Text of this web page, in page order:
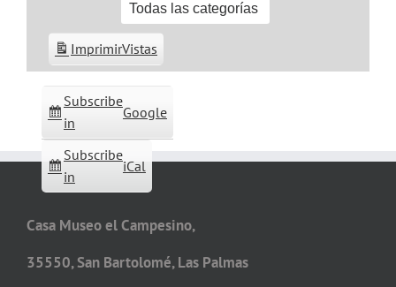
Todas las categorías
Subscribe
in
Google
Subscribe
in
iCal
ImprimirVistas
Casa Museo el Campesino,
35550, San Bartolomé, Las Palmas